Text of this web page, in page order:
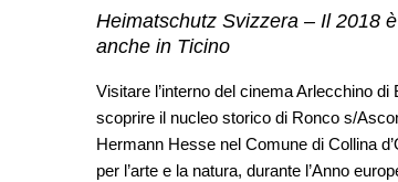
Heimatschutz Svizzera – Il 2018
anche in Ticino
Visitare l’interno del cinema Arlecchino
scoprire il nucleo storico di Ronco s/
Hermann Hesse nel Comune di Collina
per l’arte e la natura, durante l’Anno